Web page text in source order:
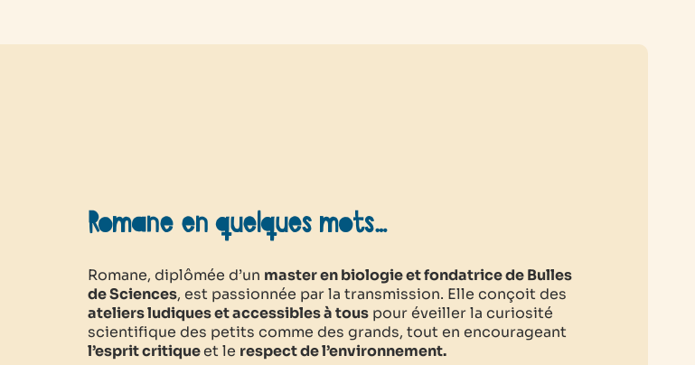
Romane en quelques mots…
Romane, diplômée d’un master en biologie et fondatrice de Bulles
de Sciences, est passionnée par la transmission. Elle conçoit des
ateliers ludiques et accessibles à tous pour éveiller la curiosité
scientifique des petits comme des grands, tout en encourageant
l’esprit critiqueet le respect de l’environnement.